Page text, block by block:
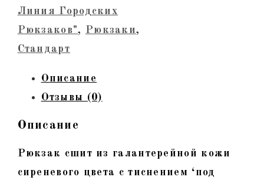
Линия Городских
Рюкзаков", Рюкзаки,
Стандарт
Описание
Отзывы (0)
Описание
Рюкзак сшит из галантерейной кожи
сиреневого цвета с тиснением ‘под